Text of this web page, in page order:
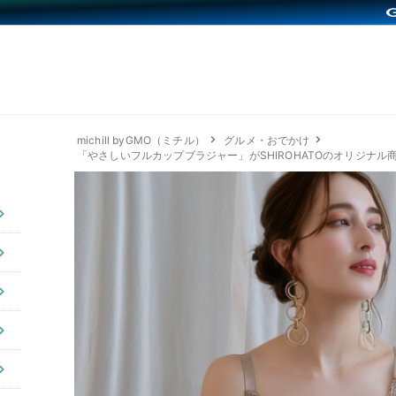
michill byGMO（ミチル）
グルメ・おでかけ
「やさしいフルカップブラジャー」がSHIROHATOのオリジナル